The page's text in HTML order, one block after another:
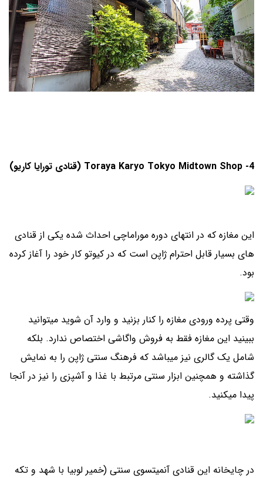
4- Toraya Karyo Tokyo Midtown Shop (قنادی تورایا کاریو)
این مغازه که در انتهای دوره موراماچی احداث شده یکی از قنادی
های بسیار قابل احترام ژاپن است که در کیوتو کار خود را آغاز کرده
بود.
وقتی پرده ورودی مغازه را کنار بزنید و وارد آن شوید میتوانید
ببینید این مغازه فقط به فروش واگاشی اختصاص ندارد. بلکه
شامل یک گالری نیز میباشد که فرهنگ سنتی ژاپن را به نمایش
گذاشته و همچنین ابزار سنتی مرتبط با غذا و آشپزی را نیز در آنجا
پیدا میکنید.
در چایخانه این قنادی آنمیتسوی سنتی (خمیر لوبیا با شهد و تکه